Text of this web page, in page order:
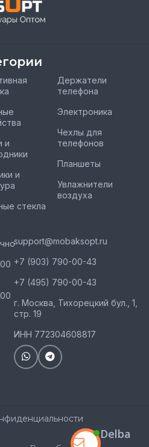
и
и
стекла
Держатели
телефона
Электроника
Чехлы для
телефонов
Планшеты
Увлажнители
воздуха
support@mobaksopt.ru
+7 (903) 790-00-43
+7 (495) 790-00-43
г. Москва, Тихорецкий бул., 1,
стр. 19
ИНН 772304608817
Delba